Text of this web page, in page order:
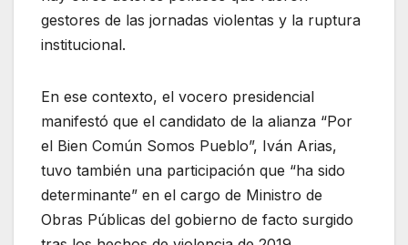
gestores de las jornadas violentas y la ruptura
institucional.
En ese contexto, el vocero presidencial
manifestó que el candidato de la alianza “Por
el Bien Común Somos Pueblo”, Iván Arias,
tuvo también una participación que “ha sido
determinante” en el cargo de Ministro de
Obras Públicas del gobierno de facto surgido